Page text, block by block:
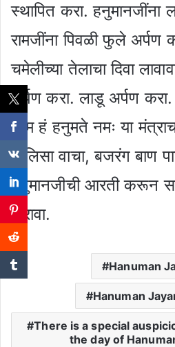
स्थापित करा.
रामजींना पिवळी फुले अर्पण
चमेलीच्या तेलाचा दिवा
अर्पण करा. लाडू अर्पण
ओम हं हनुमते नमः या
चालिसा वाचा, बजरंग बाण
हनुमानजीची आरती करून
करावा.
Hanuman
Hanuman
There is a special
the day of